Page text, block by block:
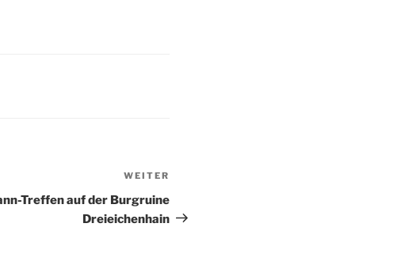
Beitrag
WEITER
Treffen auf der Burgruine
Dreieichenhain